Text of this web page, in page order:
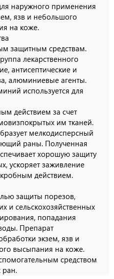
наружного применения
язв и небольшого
на коже.
защитным средствам.
лекарственного
антисептические и
алюминиевые агенты.
используется для
действием за счет
им тканей.
мелкодисперсный
раны. Полученная
хорошую защиту
ускоряет заживление
действием.
защиты порезов,
и сельскохозяйственных
попадания
Препарат
экзем, язв и
высыпания на коже.
средством
ран.